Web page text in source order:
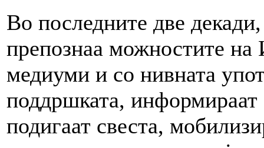
Во последните две
препознаа можностите на
медиуми и со нивната
поддршката, информираат
подигаат свеста,